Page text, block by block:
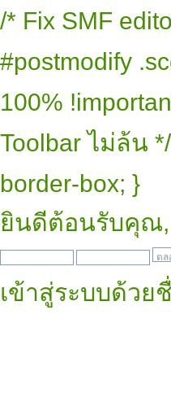
/* Fix SMF
#postmodify
100%
Toolbar ไม่ล้น
border-box; }
ยินดีต้อนรับคุณ,
เข้าสู่ระบบด้วย